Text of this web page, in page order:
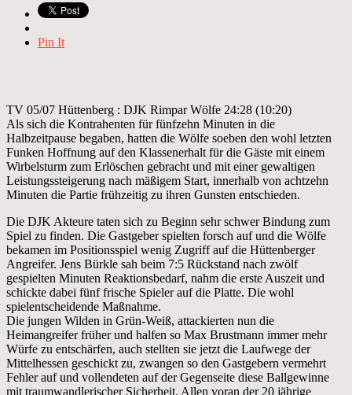
Pin It
TV 05/07 Hüttenberg : DJK Rimpar Wölfe 24:28 (10:20)
Als sich die Kontrahenten für fünfzehn Minuten in die
Halbzeitpause begaben, hatten die Wölfe soeben den wohl letzten
Funken Hoffnung auf den Klassenerhalt für die Gäste mit einem
Wirbelsturm zum Erlöschen gebracht und mit einer gewaltigen
Leistungssteigerung nach mäßigem Start, innerhalb von achtzehn
Minuten die Partie frühzeitig zu ihren Gunsten entschieden.
Die DJK Akteure taten sich zu Beginn sehr schwer Bindung zum
Spiel zu finden. Die Gastgeber spielten forsch auf und die Wölfe
bekamen im Positionsspiel wenig Zugriff auf die Hüttenberger
Angreifer. Jens Bürkle sah beim 7:5 Rückstand nach zwölf
gespielten Minuten Reaktionsbedarf, nahm die erste Auszeit und
schickte dabei fünf frische Spieler auf die Platte. Die wohl
spielentscheidende Maßnahme.
Die jungen Wilden in Grün-Weiß, attackierten nun die
Heimangreifer früher und halfen so Max Brustmann immer mehr
Würfe zu entschärfen, auch stellten sie jetzt die Laufwege der
Mittelhessen geschickt zu, zwangen so den Gastgebern vermehrt
Fehler auf und vollendeten auf der Gegenseite diese Ballgewinne
mit traumwandlerischer Sicherheit. Allen voran der 20 jährige